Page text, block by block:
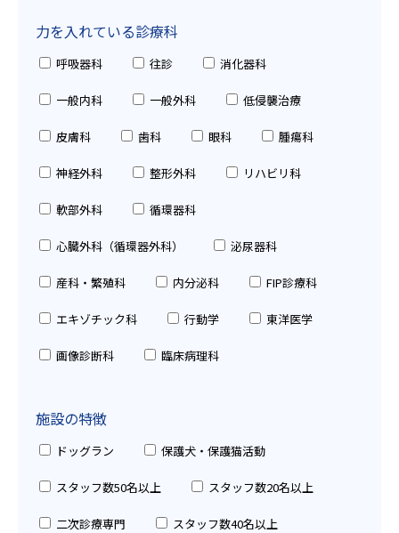
力を入れている診療科
呼吸器科 往診 消化器科
一般内科 一般外科 低侵襲治療
皮膚科 歯科 眼科 腫瘍科
神経外科 整形外科 リハビリ科
軟部外科 循環器科
心臓外科（循環器外科） 泌尿器科
産科・繁殖科 内分泌科 FIP診療科
エキゾチック科 行動学 東洋医学
画像診断科 臨床病理科
施設の特徴
ドッグラン 保護犬・保護猫活動
スタッフ数50名以上 スタッフ数20名以上
二次診療専門 スタッフ数40名以上